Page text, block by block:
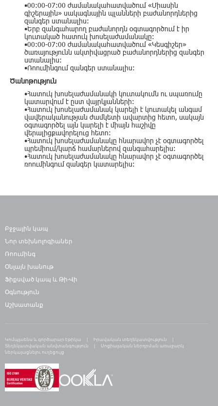
•00:00-07:00 ժամանակահատվածում «Միասին
գիշերային» սակագնային պլանների բաժանորդներից
զանգեր ստանալիս:
•Երբ զանգահարող բաժանորդն օգտագործում է իր
կուտակած հատուկ խոսելաժամանակը:
•00:00-07:00 ժամանակահատվածում «Կեսգիշեր»
ծառայությունն ակտիվացրած բաժանորդներից զանգեր
ստանալիս:
•Ռոումինգում զանգեր ստանալիս:
Ծանոթություն
•Հատուկ խոսելաժամանակի կուտակումն ու սպառումը
կատարվում է ըստ վայրկյանների:
•Հատուկ խոսելաժամանակ կարելի է կուտակել անգամ
վավերականության ժամկետի ավարտից հետո, սակայն
օգտագործել այն կարելի է միայն հաշիվը
վերալիցքավորելուց հետո:
•Հատուկ խոսելաժամանակը հնարավոր չէ օգտագործել
պրեմիում/կարճ համարներով զանգահարելիս:
•Հատուկ խոսելաժամանակը հնարավոր չէ օգտագործել
ռոումինգում զանգեր կատարելիս:
Բջջային կապ
Նոր տեխնոլոգիաներ
Ռոումինգ
Օնլայն խանութ
Ֆիքսված կապ և Թի-Վի
Օգնություն
Աշխատանք
Կոմպլաենս և գործարար էթիկա
Իրավական տեղեկատվություն
Տեղեկատվական անվտանգություն
Սոցիալական ներդրման առաջարկ
ներկայացնելու ուղեցույց